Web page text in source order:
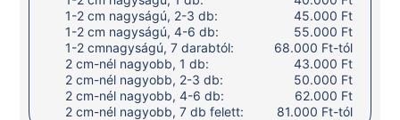
1-2 cm nagyságú, 2-3 db:
45.000 Ft
1-2 cm nagyságú, 4-6 db:
55.000 Ft
1-2 cmnagyságú, 7 darabtól:
68.000 Ft-tól
2 cm-nél nagyobb, 1 db:
43.000 Ft
2 cm-nél nagyobb, 2-3 db:
50.000 Ft
2 cm-nél nagyobb, 4-6 db:
62.000 Ft
2 cm-nél nagyobb, 7 db felett:
81.000 Ft-tól